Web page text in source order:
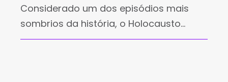
Considerado um dos episódios mais
sombrios da história, o Holocausto
deixou um legado de dor e reflexão que